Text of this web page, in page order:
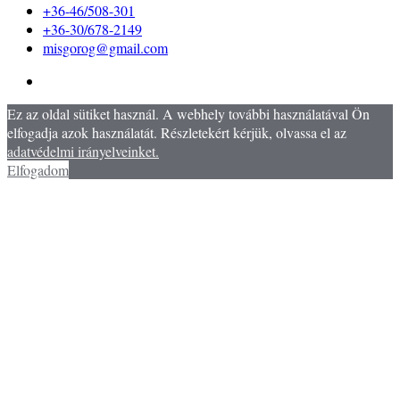
+36-46/508-301
+36-30/678-2149
misgorog@gmail.com
Ez az oldal sütiket használ. A webhely további használatával Ön
elfogadja azok használatát. Részletekért kérjük, olvassa el az
adatvédelmi irányelveinket.
Elfogadom